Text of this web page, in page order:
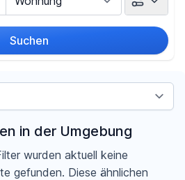
Suchen
in der Umgebung
wurden aktuell keine
gefunden. Diese ähnlichen